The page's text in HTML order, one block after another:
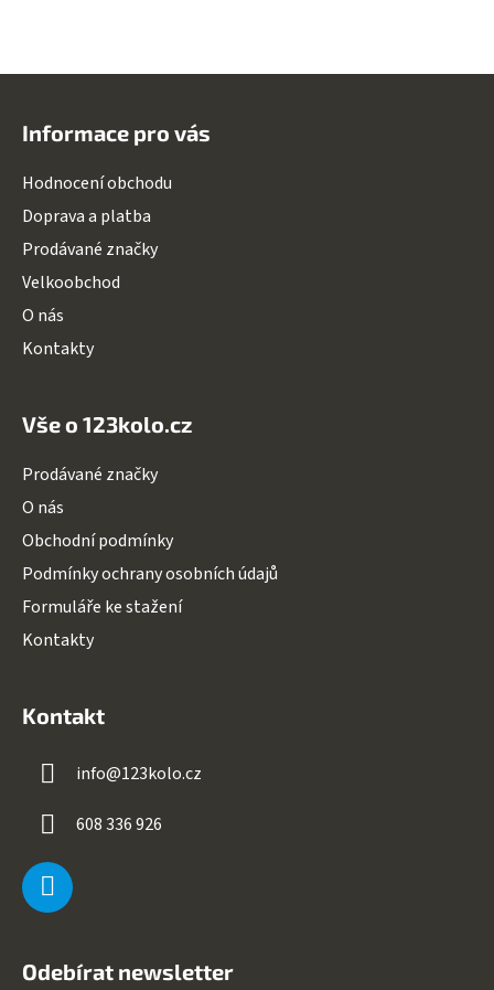
Informace pro vás
Hodnocení obchodu
Doprava a platba
Prodávané značky
Velkoobchod
O nás
Kontakty
Vše o 123kolo.cz
Prodávané značky
O nás
Obchodní podmínky
Podmínky ochrany osobních údajů
Formuláře ke stažení
Kontakty
Kontakt
info@123kolo.cz
608 336 926
Odebírat newsletter